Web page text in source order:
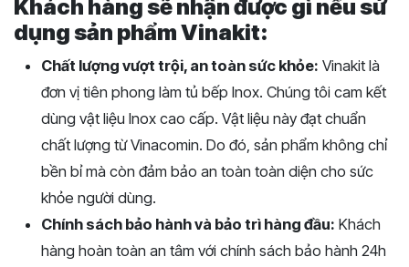
Khách hàng sẽ nhận được gì nếu sử
dụng sản phẩm Vinakit:
Chất lượng vượt trội, an toàn sức khỏe: Vinakit là
đơn vị tiên phong làm tủ bếp Inox. Chúng tôi cam kết
dùng vật liệu Inox cao cấp. Vật liệu này đạt chuẩn
chất lượng từ Vinacomin. Do đó, sản phẩm không chỉ
bền bỉ mà còn đảm bảo an toàn toàn diện cho sức
khỏe người dùng.
Chính sách bảo hành và bảo trì hàng đầu: Khách
hàng hoàn toàn an tâm với chính sách bảo hành 24h